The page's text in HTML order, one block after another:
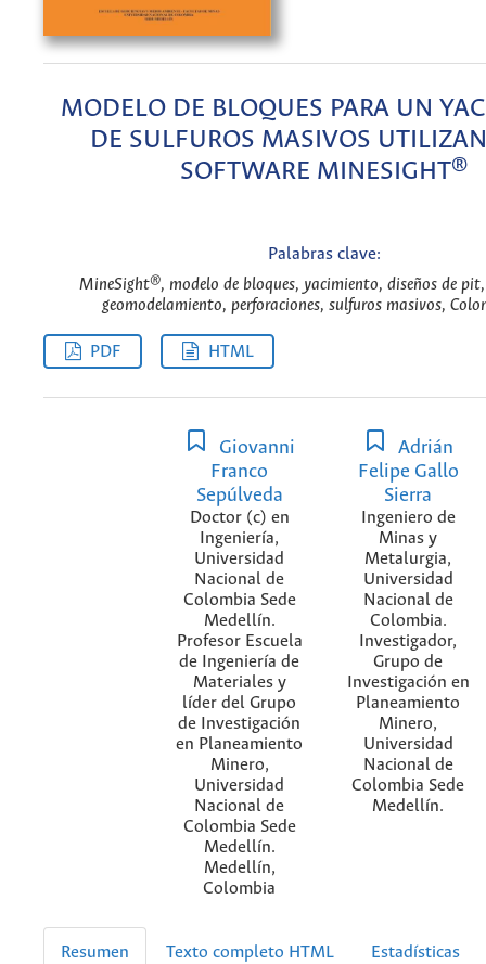
MODELO DE BLOQUES PARA UN
DE SULFUROS MASIVOS
SOFTWARE MINESIGHT®
Palabras clave:
MineSight®, modelo de bloques, yacimiento, diseños de
geomodelamiento, perforaciones, sulfuros masivos,
PDF HTML
Giovanni
Franco
Sepúlveda
Doctor (c) en
Ingeniería,
Universidad
Nacional de
Colombia Sede
Medellín.
Profesor Escuela
de Ingeniería de
Materiales y
líder del Grupo
de Investigación
en Planeamiento
Minero,
Universidad
Nacional de
Colombia Sede
Medellín.
Medellín,
Colombia
Adrián
Felipe Gallo
Sierra
Ingeniero de
Minas y
Metalurgia,
Universidad
Nacional de
Colombia.
Investigador,
Grupo de
Investigación en
Planeamiento
Minero,
Universidad
Nacional de
Colombia Sede
Medellín.
Resumen Texto completo HTML Estadísticas